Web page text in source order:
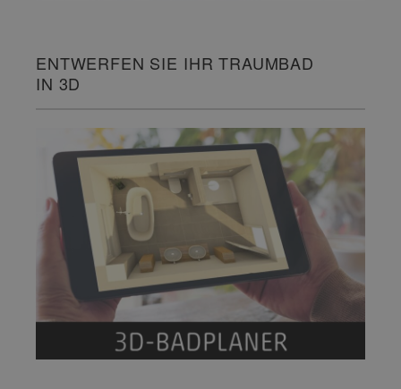
ENTWERFEN SIE IHR TRAUMBAD
IN 3D